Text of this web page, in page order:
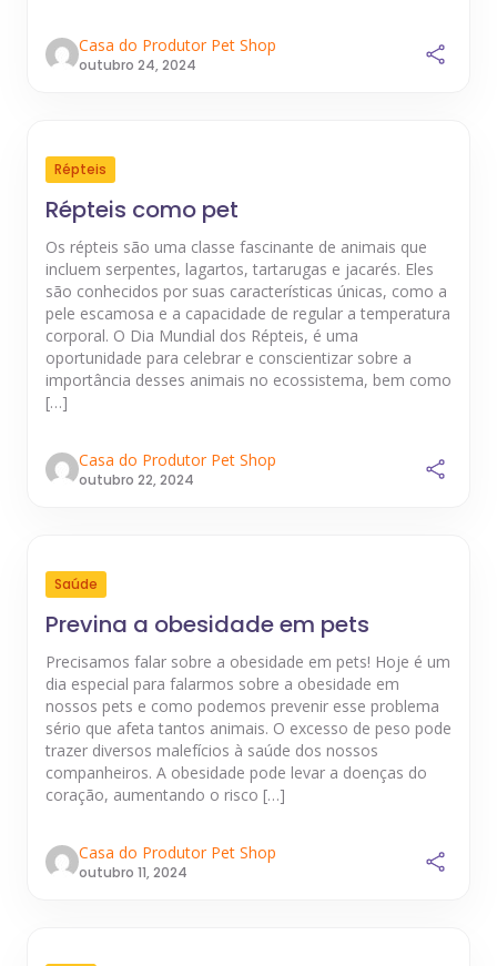
Casa do Produtor Pet Shop
outubro 24, 2024
Répteis
Répteis como pet
Os répteis são uma classe fascinante de animais que
incluem serpentes, lagartos, tartarugas e jacarés. Eles
são conhecidos por suas características únicas, como a
pele escamosa e a capacidade de regular a temperatura
corporal. O Dia Mundial dos Répteis, é uma
oportunidade para celebrar e conscientizar sobre a
importância desses animais no ecossistema, bem como
[…]
Casa do Produtor Pet Shop
outubro 22, 2024
Saúde
Previna a obesidade em pets
Precisamos falar sobre a obesidade em pets! Hoje é um
dia especial para falarmos sobre a obesidade em
nossos pets e como podemos prevenir esse problema
sério que afeta tantos animais. O excesso de peso pode
trazer diversos malefícios à saúde dos nossos
companheiros. A obesidade pode levar a doenças do
coração, aumentando o risco […]
Casa do Produtor Pet Shop
outubro 11, 2024